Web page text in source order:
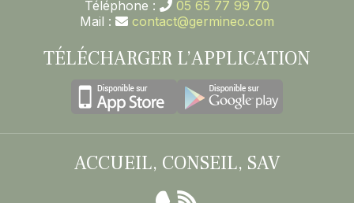
Téléphone :
05 65 77 99 70
Mail :
contact@germineo.com
TÉLÉCHARGER L’APPLICATION
ACCUEIL, CONSEIL, SAV